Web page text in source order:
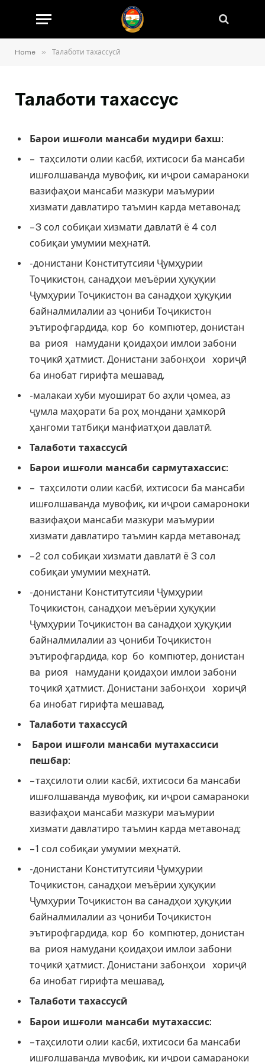
Home » Талаботи тахассусӣ
Талаботи тахассусӣ
Барои ишғоли мансаби мудири бахш:
– таҳсилоти олии касбӣ, ихтисоси ба мансаби
ишғолшаванда мувофиқ, ки иҷрои самараноки
вазифаҳои мансаби мазкури маъмурии
хизмати давлатиро таъмин карда метавонад;
– 3 сол собиқаи хизмати давлатӣ ё 4 сол
собиқаи умумии меҳнатӣ.
-донистани Конститутсияи Ҷумҳурии
Тоҷикистон, санадҳои меъёрии ҳуқуқии
Ҷумҳурии Тоҷикистон ва санадҳои ҳуқуқии
байналмилалии аз ҷониби Тоҷикистон
эътирофгардида, кор бо компютер, донистан
ва риоя намудани қоидаҳои имлои забони
тоҷикӣ ҳатмист. Донистани забонҳои хориҷӣ
ба инобат гирифта мешавад.
-малакаи хуби муошират бо аҳли ҷомеа, аз
ҷумла маҳорати ба роҳ мондани ҳамкорӣ
ҳангоми татбиқи манфиатҳои давлатӣ.
Талаботи тахассусӣ
Барои ишғоли мансаби сармутахассис:
– таҳсилоти олии касбӣ, ихтисоси ба мансаби
ишғолшаванда мувофиқ, ки иҷрои самароноки
вазифаҳои мансаби мазкури маъмурии
хизмати давлатиро таъмин карда метавонад;
– 2 сол собиқаи хизмати давлатӣ ё 3 сол
собиқаи умумии меҳнатӣ.
-донистани Конститутсияи Ҷумҳурии
Тоҷикистон, санадҳои меъёрии ҳуқуқии
Ҷумҳурии Тоҷикистон ва санадҳои ҳуқуқии
байналмилалии аз ҷониби Тоҷикистон
эътирофгардида, кор бо компютер, донистан
ва риоя намудани қоидаҳои имлои забони
тоҷикӣ ҳатмист. Донистани забонҳои хориҷӣ
ба инобат гирифта мешавад.
Талаботи тахассусӣ
Барои ишғоли мансаби мутахассиси
пешбар:
– таҳсилоти олии касбӣ, ихтисоси ба мансаби
ишғолшаванда мувофиқ, ки иҷрои самараноки
вазифаҳои мансаби мазкури маъмурии
хизмати давлатиро таъмин карда метавонад;
– 1 сол собиқаи умумии меҳнатӣ.
-донистани Конститутсияи Ҷумҳурии
Тоҷикистон, санадҳои меъёрии ҳуқуқии
Ҷумҳурии Тоҷикистон ва санадҳои ҳуқуқии
байналмилалии аз ҷониби Тоҷикистон
эътирофгардида, кор бо компютер, донистан
ва риоя намудани қоидаҳои имлои забони
тоҷикӣ ҳатмист. Донистани забонҳои хориҷӣ
ба инобат гирифта мешавад.
Талаботи тахассусӣ
Барои ишғоли мансаби мутахассис:
– таҳсилоти олии касбӣ, ихтисоси ба мансаби
ишғолшаванда мувофиқ, ки иҷрои самараноки